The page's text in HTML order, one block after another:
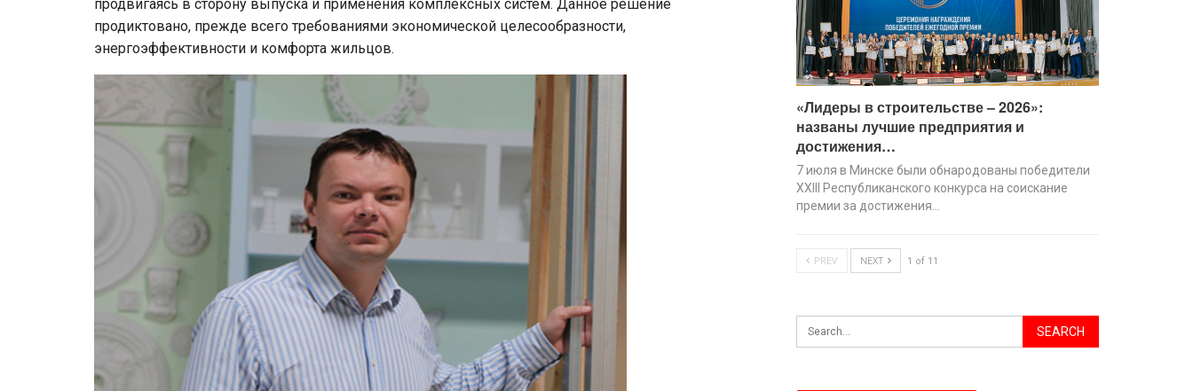
продвигаясь в сторону выпуска и применения комплексных систем. Данное решение
продиктовано, прежде всего требованиями экономической целесообразности,
энергоэффективности и комфорта жильцов.
«Лидеры в строительстве – 2026»:
названы лучшие предприятия и
достижения…
7 июля в Минске были обнародованы победители
XХIII Республиканского конкурса на соискание
премии за достижения…
PREV NEXT 1 of 11